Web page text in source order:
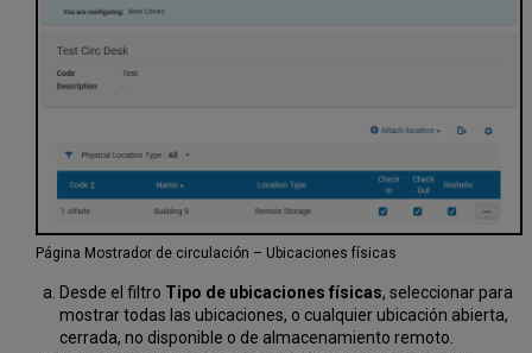
Página Mostrador de circulación – Ubicaciones físicas
Desde el filtro Tipo de ubicaciones físicas, seleccionar para
mostrar todas las ubicaciones, o cualquier ubicación abierta,
cerrada, no disponible o de almacenamiento remoto.